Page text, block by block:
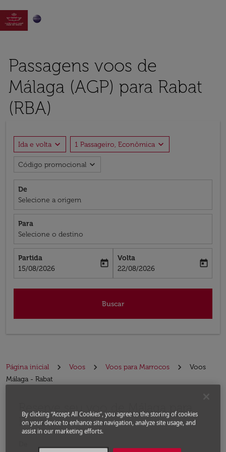

Passagens voos de
Málaga (AGP) para Rabat
(RBA)
Ida e volta expand_more 1 Passageiro, Econômica expand_more
Código promocional expand_more
De
Selecione a origem
Para
Selecione o destino
Partida
fc-booking-departure-date-aria-label
15/08/2026
today
Volta
fc-booking-return-date-aria-label
22/08/2026
today
Buscar
Página inicial Voos Voos para Marrocos
Voos
Málaga - Rabat
Reserve seu voo de Málaga para
Rabat
By clicking “Accept All Cookies”, you agree to the storing of cookies
on your device to enhance site navigation, analyze site usage, and
assist in our marketing efforts.